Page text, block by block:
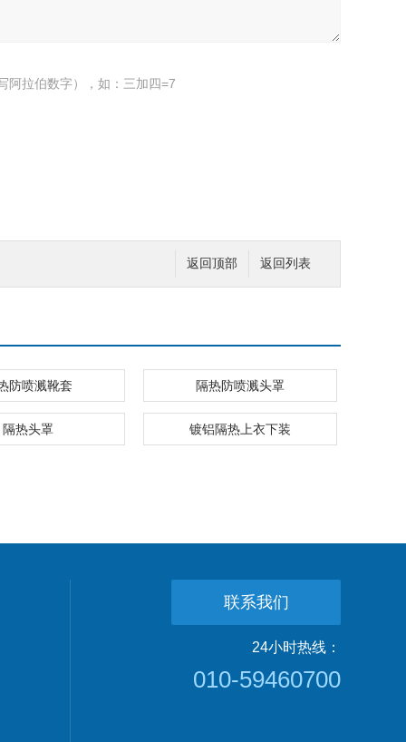
阿拉伯数字），如：三加四=7
返回列表
返回顶部
防喷溅靴套 隔热防喷溅头罩
隔热头罩 镀铝隔热上衣下装
联系我们
24小时热线：
010-59460700